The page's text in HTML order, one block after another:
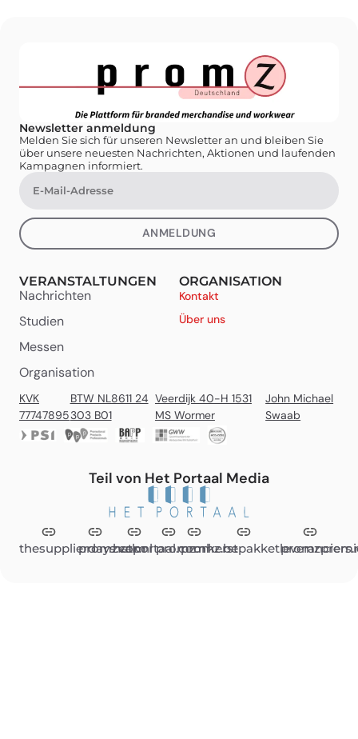
Newsletter anmeldung
Melden Sie sich für unseren Newsletter an und bleiben Sie
über unsere neuesten Nachrichten, Aktionen und laufenden
Kampagnen informiert.
ANMELDUNG
VERANSTALTUNGEN
Nachrichten
Studien
Messen
Organisation
ORGANISATION
Kontakt
Über uns
KVK
77747895
BTW NL8611 24
303 B01
Veerdijk 40-H 1531
MS Wormer
John Michael
Swaab
Teil von Het Portaal Media
thesupplierdays.com
promzvak.nl
hetportaal.com
promz.nl
promz.be